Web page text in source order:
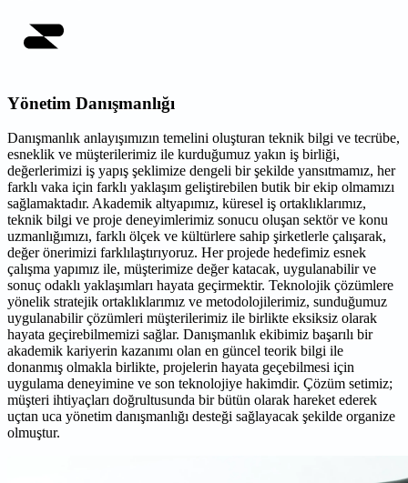
Yönetim Danışmanlığı
Danışmanlık anlayışımızın temelini oluşturan teknik bilgi ve tecrübe,
esneklik ve müşterilerimiz ile kurduğumuz yakın iş birliği,
değerlerimizi iş yapış şeklimize dengeli bir şekilde yansıtmamız, her
farklı vaka için farklı yaklaşım geliştirebilen butik bir ekip olmamızı
sağlamaktadır. Akademik altyapımız, küresel iş ortaklıklarımız,
teknik bilgi ve proje deneyimlerimiz sonucu oluşan sektör ve konu
uzmanlığımızı, farklı ölçek ve kültürlere sahip şirketlerle çalışarak,
değer önerimizi farklılaştırıyoruz. Her projede hedefimiz esnek
çalışma yapımız ile, müşterimize değer katacak, uygulanabilir ve
sonuç odaklı yaklaşımları hayata geçirmektir. Teknolojik çözümlere
yönelik stratejik ortaklıklarımız ve metodolojilerimiz, sunduğumuz
uygulanabilir çözümleri müşterilerimiz ile birlikte eksiksiz olarak
hayata geçirebilmemizi sağlar. Danışmanlık ekibimiz başarılı bir
akademik kariyerin kazanımı olan en güncel teorik bilgi ile
donanmış olmakla birlikte, projelerin hayata geçebilmesi için
uygulama deneyimine ve son teknolojiye hakimdir. Çözüm setimiz;
müşteri ihtiyaçları doğrultusunda bir bütün olarak hareket ederek
uçtan uca yönetim danışmanlığı desteği sağlayacak şekilde organize
olmuştur.